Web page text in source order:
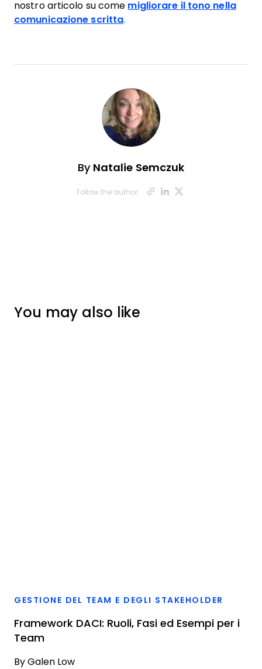
nostro articolo su come migliorare il tono nella
comunicazione scritta.
By Natalie Semczuk
Follow the author: Opens new
Opens new
You may also like
GESTIONE DEL TEAM E DEGLI STAKEHOLDER
Framework DACI: Ruoli, Fasi ed Esempi per i
Team
By Galen Low